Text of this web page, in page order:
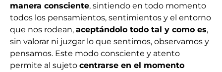
manera consciente, sintiendo en todo momento
todos los pensamientos, sentimientos y el entorno
que nos rodean, aceptándolo todo tal y como es,
sin valorar ni juzgar lo que sentimos, observamos y
pensamos. Este modo consciente y atento
permite al sujeto centrarse en el momento